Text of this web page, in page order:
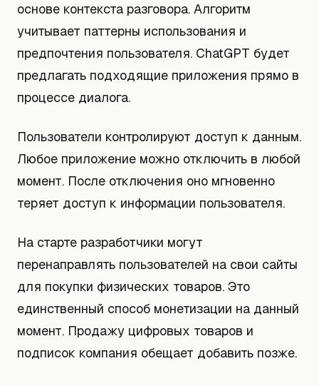
основе контекста разговора. Алгоритм
учитывает паттерны использования и
предпочтения пользователя. ChatGPT будет
предлагать подходящие приложения прямо в
процессе диалога.
Пользователи контролируют доступ к данным.
Любое приложение можно отключить в любой
момент. После отключения оно мгновенно
теряет доступ к информации пользователя.
На старте разработчики могут
перенаправлять пользователей на свои сайты
для покупки физических товаров. Это
единственный способ монетизации на данный
момент. Продажу цифровых товаров и
подписок компания обещает добавить позже.